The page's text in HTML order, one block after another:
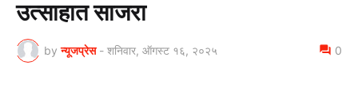
उत्साहात साजरा
by न्यूजप्रेस - शनिवार, ऑगस्ट १६, २०२५ 0